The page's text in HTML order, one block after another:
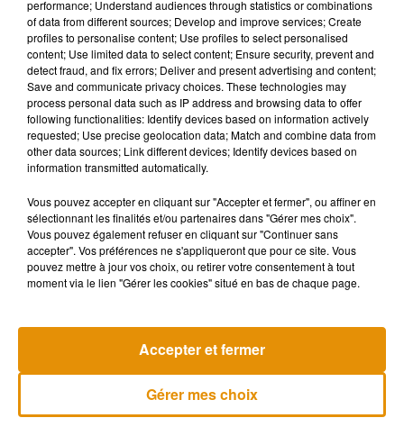
éloignés de plusieurs centaines de kilomètres. Les reins sont
transportés rapidement par avion ou véhicule médicalisé afin
de limiter le temps d’ischémie, c’est-à-dire la période durant
laquelle l’organe reste privé de circulation sanguine.
Pour les patients souffrant d’insuffisance rénale sévère, ces
greffes représentent un immense espoir. Une transplantation
permet souvent d’éviter des années de dialyse et améliore
l’Agence de la biomédecine, les greffes réalisées à partir de
donneurs vivants offrent également de meilleurs résultats
sur le long terme que celles provenant de donneurs décédés.
Pomme emprunte le décor de l’émission
performance; Understand audiences through statistics or combinations
of data from different sources; Develop and improve services; Create
profiles to personalise content; Use profiles to select personalised
content; Use limited data to select content; Ensure security, prevent and
detect fraud, and fix errors; Deliver and present advertising and content;
Save and communicate privacy choices. These technologies may
process personal data such as IP address and browsing data to offer
following functionalities: Identify devices based on information actively
requested; Use precise geolocation data; Match and combine data from
other data sources; Link different devices; Identify devices based on
information transmitted automatically.
Vous pouvez accepter en cliquant sur "Accepter et fermer", ou affiner en
sélectionnant les finalités et/ou partenaires dans "Gérer mes choix".
Vous pouvez également refuser en cliquant sur "Continuer sans
accepter". Vos préférences ne s'appliqueront que pour ce site. Vous
pouvez mettre à jour vos choix, ou retirer votre consentement à tout
moment via le lien "Gérer les cookies" situé en bas de chaque page.
Gérer mes choix
Accepter et fermer